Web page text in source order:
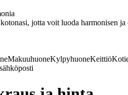
jotta voit luoda harmonisen
MakuuhuoneKylpyhuoneKeittiö